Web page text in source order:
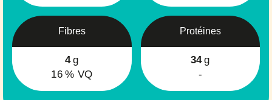
Fibres
4 g
16 % VQ
Protéines
34 g
-